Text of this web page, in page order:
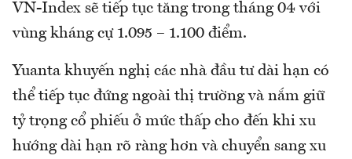
VN-Index sẽ tiếp tục tăng trong tháng 04 với
vùng kháng cự 1.095 – 1.100 điểm.
Yuanta khuyến nghị các nhà đầu tư dài hạn có
thể tiếp tục đứng ngoài thị trường và nắm giữ
tỷ trọng cổ phiếu ở mức thấp cho đến khi xu
hướng dài hạn rõ ràng hơn và chuyển sang xu